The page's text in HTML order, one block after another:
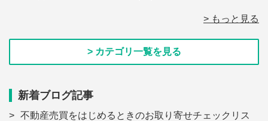
> もっと見る
> カテゴリ一覧を見る
新着ブログ記事
不動産売買をはじめるときのお取り寄せチェックリス